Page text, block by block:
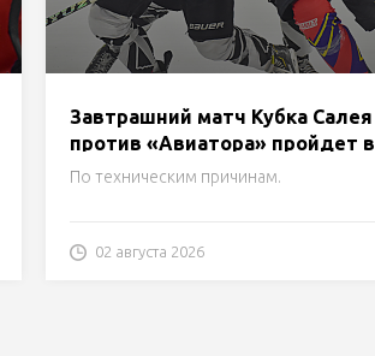
Завтрашний матч Кубка Салея
против «Авиатора» пройдет в
Лиде!
По техническим причинам.
02 августа 2026